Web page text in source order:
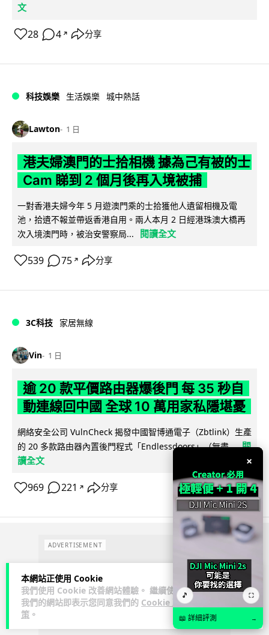
本網站正使用 Cookie
我們使用 Cookie 改善網站體驗。 繼續使用
我們的網站即表示您同意我們的 Cookie 政
策 。
文
28 4 ↗ 分享
科技娛樂 生活娛樂 城中熱話
Lawton 1 日
港夫婦澳門的士拾相機 據為己有被的士
Cam 睇到 2 個月後再入境被捕
一對香港夫婦今年 5 月遊澳門乘的士拾獲他人遺留相機及電
池，拾遺不報並帶返香港自用。兩人本月 2 日經港珠澳大橋再
次入境澳門時，被治安警察局...
閱讀全文
539 75 ↗ 分享
3C科技 家居無線
Vin 1 日
逾 20 款平價路由器爆後門 每 35 秒自
動連線回中國 全球 10 萬用家私隱堪憂
網絡安全公司 VulnCheck 揭發中國智博通電子（Zbtlink）生產
的 20 多款路由器內置後門程式「Endlessdoors」（無盡... 閱
讀全文
969 221 ↗ 分享
ADVERTISEMENT
×
🎵 ⛶
📖 詳細評測 →